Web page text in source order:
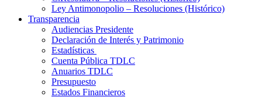
Ley Antimonopolio – Resoluciones (Histórico)
Transparencia
Audiencias Presidente
Declaración de Interés y Patrimonio
Estadísticas
Cuenta Pública TDLC
Anuarios TDLC
Presupuesto
Estados Financieros